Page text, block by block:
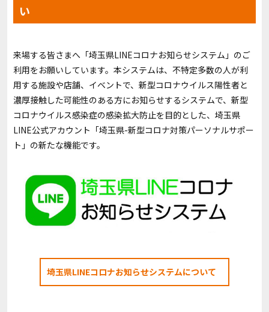
い
来場する皆さまへ「埼玉県LINEコロナお知らせシステム」のご
利用をお願いしています。本システムは、不特定多数の人が利
用する施設や店舗、イベントで、新型コロナウイルス陽性者と
濃厚接触した可能性のある方にお知らせするシステムで、新型
コロナウイルス感染症の感染拡大防止を目的とした、埼玉県
LINE公式アカウント「埼玉県-新型コロナ対策パーソナルサポー
ト」の新たな機能です。
埼玉県LINEコロナお知らせシステムについて